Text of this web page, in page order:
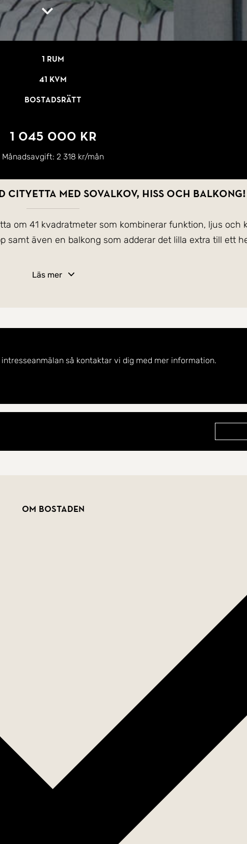
1 rum
41 kvm
Bostadsrätt
1 045 000 kr
Månadsavgift: 2 318 kr/mån
cityetta med sovalkov, hiss och balkong!
om 41 kvadratmeter som kombinerar funktion, ljus
även en balkong som adderar det lilla extra till ett
parkeringsmöjligheter samt gemensamma utrymmen
ett hem som är redo att flytta rakt in i.
Läs mer
så kontaktar vi dig med mer information.
Om bostaden